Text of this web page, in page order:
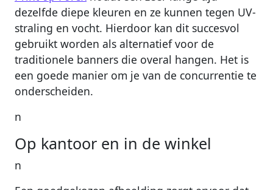
dezelfde diepe kleuren en ze kunnen tegen UV-
straling en vocht. Hierdoor kan dit succesvol
gebruikt worden als alternatief voor de
traditionele banners die overal hangen. Het is
een goede manier om je van de concurrentie te
onderscheiden.
n
Op kantoor en in de winkel
n